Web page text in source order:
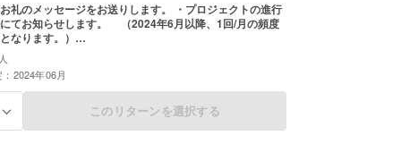
礼のメッセージをお送りします。 ・プロジェクトの進行
てお知らせします。 （2024年6月以降、1回/月の頻度
なります。）
※支援時に上
です。 応援の気持ちの上乗せ大歓迎です。 ※リターンは
です。
2024年06月
このリターンを選択する